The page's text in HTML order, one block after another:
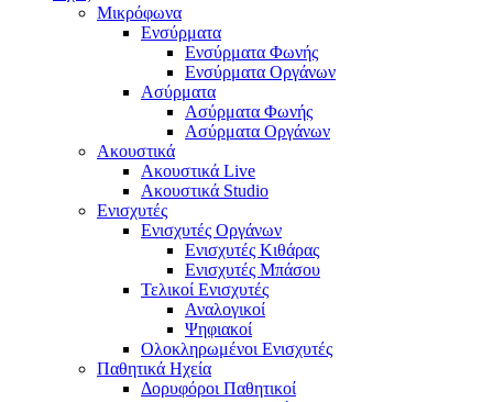
Μικρόφωνα
Ενσύρματα
Ενσύρματα Φωνής
Ενσύρματα Οργάνων
Ασύρματα
Ασύρματα Φωνής
Ασύρματα Οργάνων
Ακουστικά
Ακουστικά Live
Ακουστικά Studio
Ενισχυτές
Ενισχυτές Οργάνων
Ενισχυτές Κιθάρας
Ενισχυτές Μπάσου
Τελικοί Ενισχυτές
Αναλογικοί
Ψηφιακοί
Ολοκληρωμένοι Ενισχυτές
Παθητικά Ηχεία
Δορυφόροι Παθητικοί